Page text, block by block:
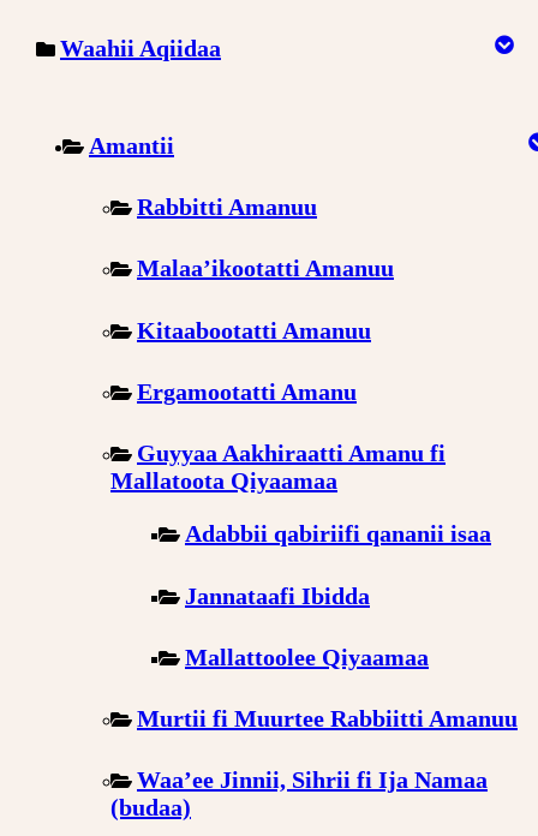
Waahii Aqiidaa
Amantii
Rabbitti Amanuu
Malaa’ikootatti Amanuu
Kitaabootatti Amanuu
Ergamootatti Amanu
Guyyaa Aakhiraatti Amanu fi
Mallatoota Qiyaamaa
Adabbii qabiriifi qananii isaa
Jannataafi Ibidda
Mallattoolee Qiyaamaa
Murtii fi Muurtee Rabbiitti Amanuu
Waa’ee Jinnii, Sihrii fi Ija Namaa
(budaa)